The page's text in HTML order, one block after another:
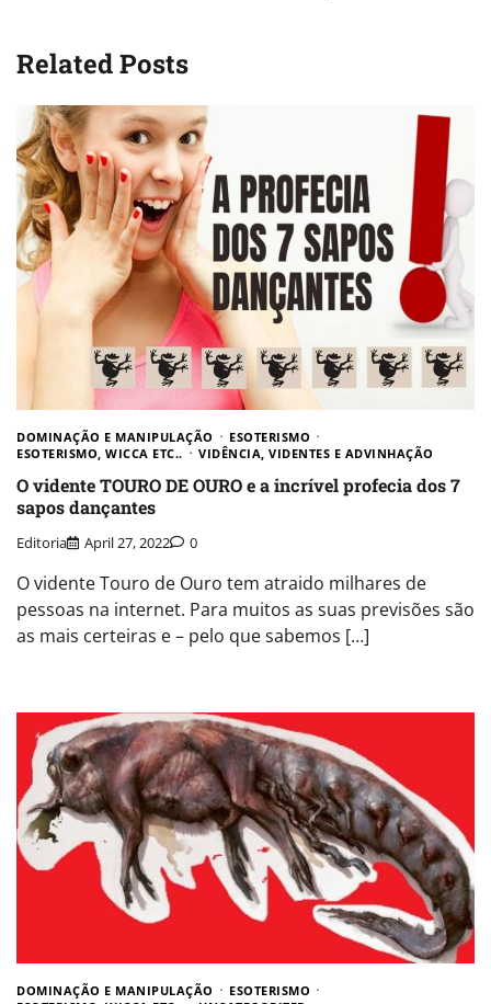
Related Posts
DOMINAÇÃO E MANIPULAÇÃO
ESOTERISMO
ESOTERISMO, WICCA ETC..
VIDÊNCIA, VIDENTES E ADVINHAÇÃO
O vidente TOURO DE OURO e a incrível profecia dos 7
sapos dançantes
Editoria April 27, 2022 0
O vidente Touro de Ouro tem atraido milhares de
pessoas na internet. Para muitos as suas previsões são
as mais certeiras e – pelo que sabemos […]
DOMINAÇÃO E MANIPULAÇÃO
ESOTERISMO